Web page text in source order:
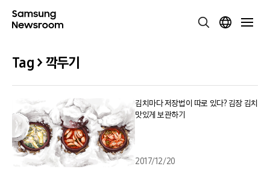
Tag > 깍두기
김치마다 저장법이 따로 있다? 김장 김치
맛있게 보관하기
2017/12/20